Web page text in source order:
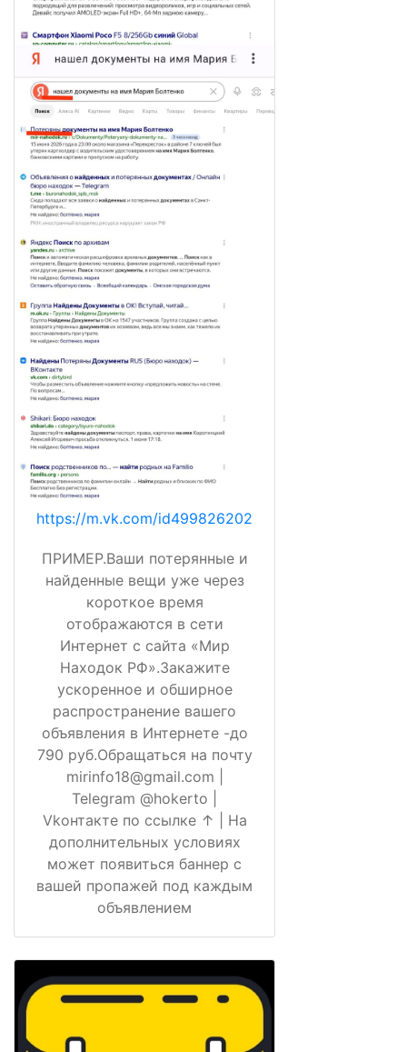
https://m.vk.com/id499826202
ПРИМЕР.Ваши потерянные и
найденные вещи уже через
короткое время
отображаются в сети
Интернет с сайта «Мир
Находок РФ».Закажите
ускоренное и обширное
распространение вашего
объявления в Интернете -до
790 руб.Обращаться на почту
mirinfo18@gmail.com |
Telegram @hokerto |
Vkонтакте по ссылке ↑ | На
дополнительных условиях
может появиться баннер с
вашей пропажей под каждым
объявлением